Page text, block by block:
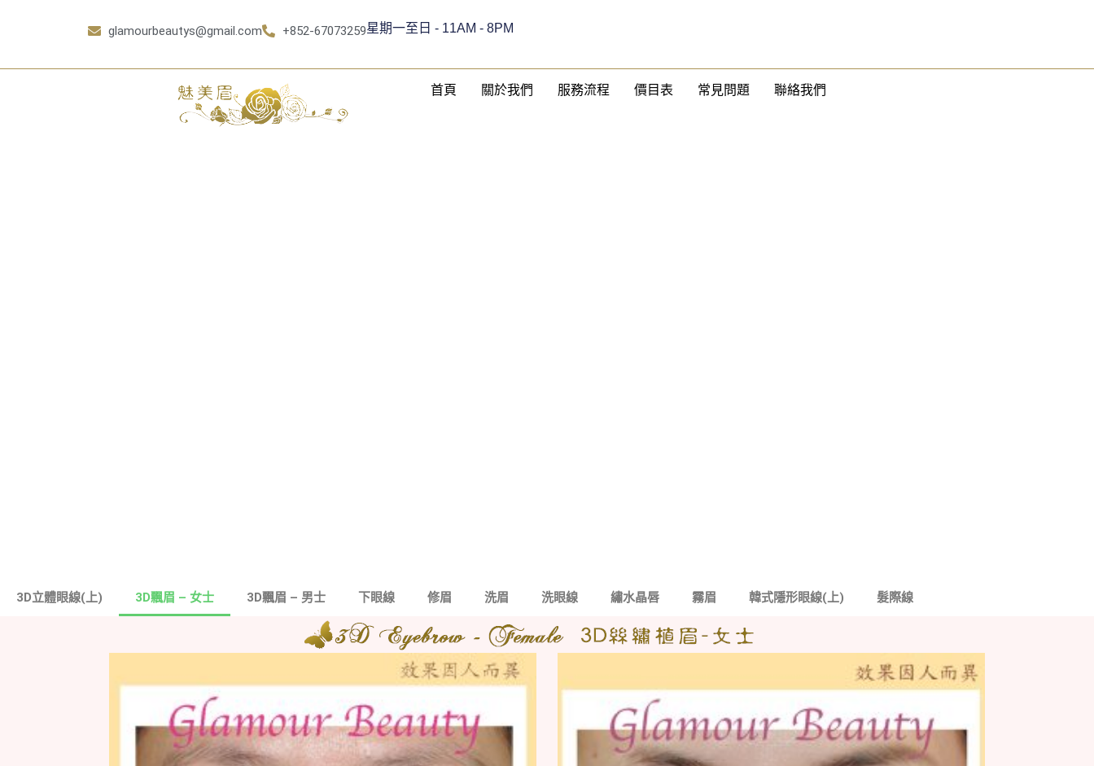
glamourbeautys@gmail.com +852-67073259星期一至日 - 11AM - 8PM
首頁 關於我們 服務流程 價目表 常見問題 聯絡我們
3D立體眼線(上) 3D飄眉 – 女士 3D飄眉 – 男士 下眼線 修眉 洗眉 洗眼線 繡水晶唇 霧眉 韓式隱形眼線(上) 髮際線